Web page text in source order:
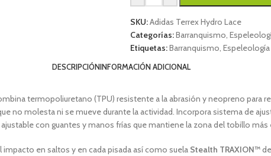
SKU:Adidas Terrex Hydro Lace
Categorías:Barranquismo,
Etiquetas:Barranquismo, Espeleología
DESCRIPCIÓNINFORMACIÓN ADICIONAL
termopoliuretano (TPU) resistente a la abrasión y neopreno para
no molesta ni se mueve durante la actividad. Incorpora sistema de
con guantes y manos frías que mantiene la zona del tobillo más
en saltos y en cada pisada así como suela Stealth TRAXION™